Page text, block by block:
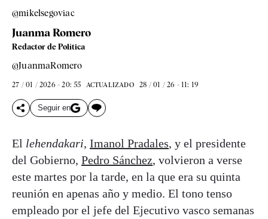
@mikelsegoviac
Juanma Romero
Redactor de Política
@JuanmaRomero
27 / 01 / 2026 - 20: 55 ACTUALIZADO 28 / 01 / 26 - 11: 19
Seguir en
El lehendakari, Imanol Pradales, y el presidente
del Gobierno, Pedro Sánchez, volvieron a verse
este martes por la tarde, en la que era su quinta
reunión en apenas año y medio. El tono tenso
empleado por el jefe del Ejecutivo vasco semanas